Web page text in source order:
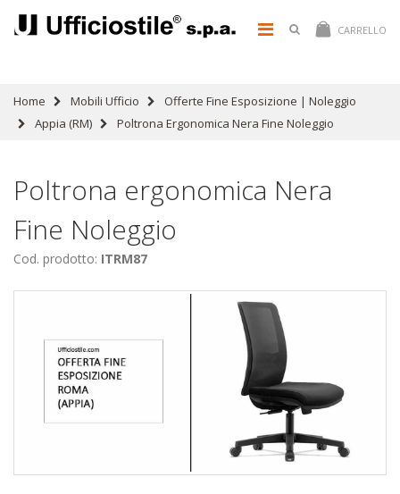
CARRELLO
Home Mobili Ufficio
Offerte Fine Esposizione | Noleggio
Appia (RM)
Poltrona Ergonomica Nera Fine Noleggio
Poltrona ergonomica Nera
Fine Noleggio
Cod. prodotto: ITRM87